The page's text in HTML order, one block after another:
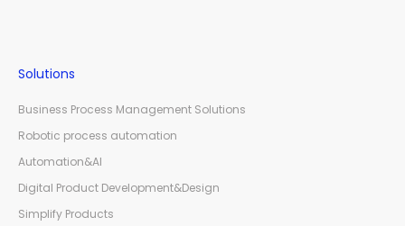
Solutions
Business Process Management Solutions
Robotic process automation
Automation&AI
Digital Product Development&Design
Simplify Products